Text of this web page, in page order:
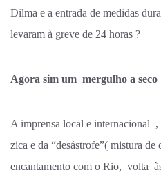
Dilma e a entrada de medidas
levaram à greve de 24 horas ?
Agora sim um mergulho a seco
A imprensa local e internacional
zica e da “desástrofe”( mistura
encantamento com o Rio, volta